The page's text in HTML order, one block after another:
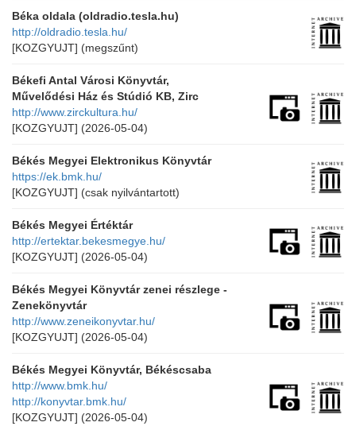
Béka oldala (oldradio.tesla.hu)
http://oldradio.tesla.hu/
[KOZGYUJT] (megszűnt)
Békefi Antal Városi Könyvtár,
Művelődési Ház és Stúdió KB, Zirc
http://www.zirckultura.hu/
[KOZGYUJT] (2026-05-04)
Békés Megyei Elektronikus Könyvtár
https://ek.bmk.hu/
[KOZGYUJT] (csak nyilvántartott)
Békés Megyei Értéktár
http://ertektar.bekesmegye.hu/
[KOZGYUJT] (2026-05-04)
Békés Megyei Könyvtár zenei részlege -
Zenekönyvtár
http://www.zeneikonyvtar.hu/
[KOZGYUJT] (2026-05-04)
Békés Megyei Könyvtár, Békéscsaba
http://www.bmk.hu/
http://konyvtar.bmk.hu/
[KOZGYUJT] (2026-05-04)